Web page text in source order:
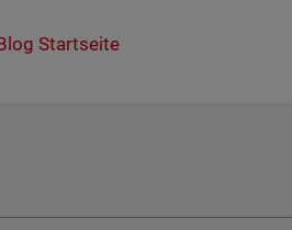
Startseite